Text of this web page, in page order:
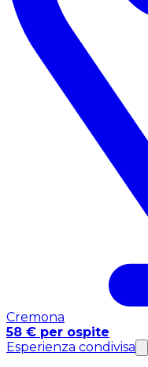
Cremona
58 € per ospite
Esperienza condivisa